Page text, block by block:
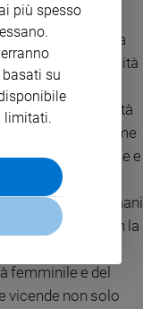
dalla Regola
in profondità
e dignitoso,
e cresce la dignità
del lavoro come
al bene comune e
la dimensione
umani
diffusa. Con la
a tutto
femminile e del
vicende non solo
più spesso
su
limitati.